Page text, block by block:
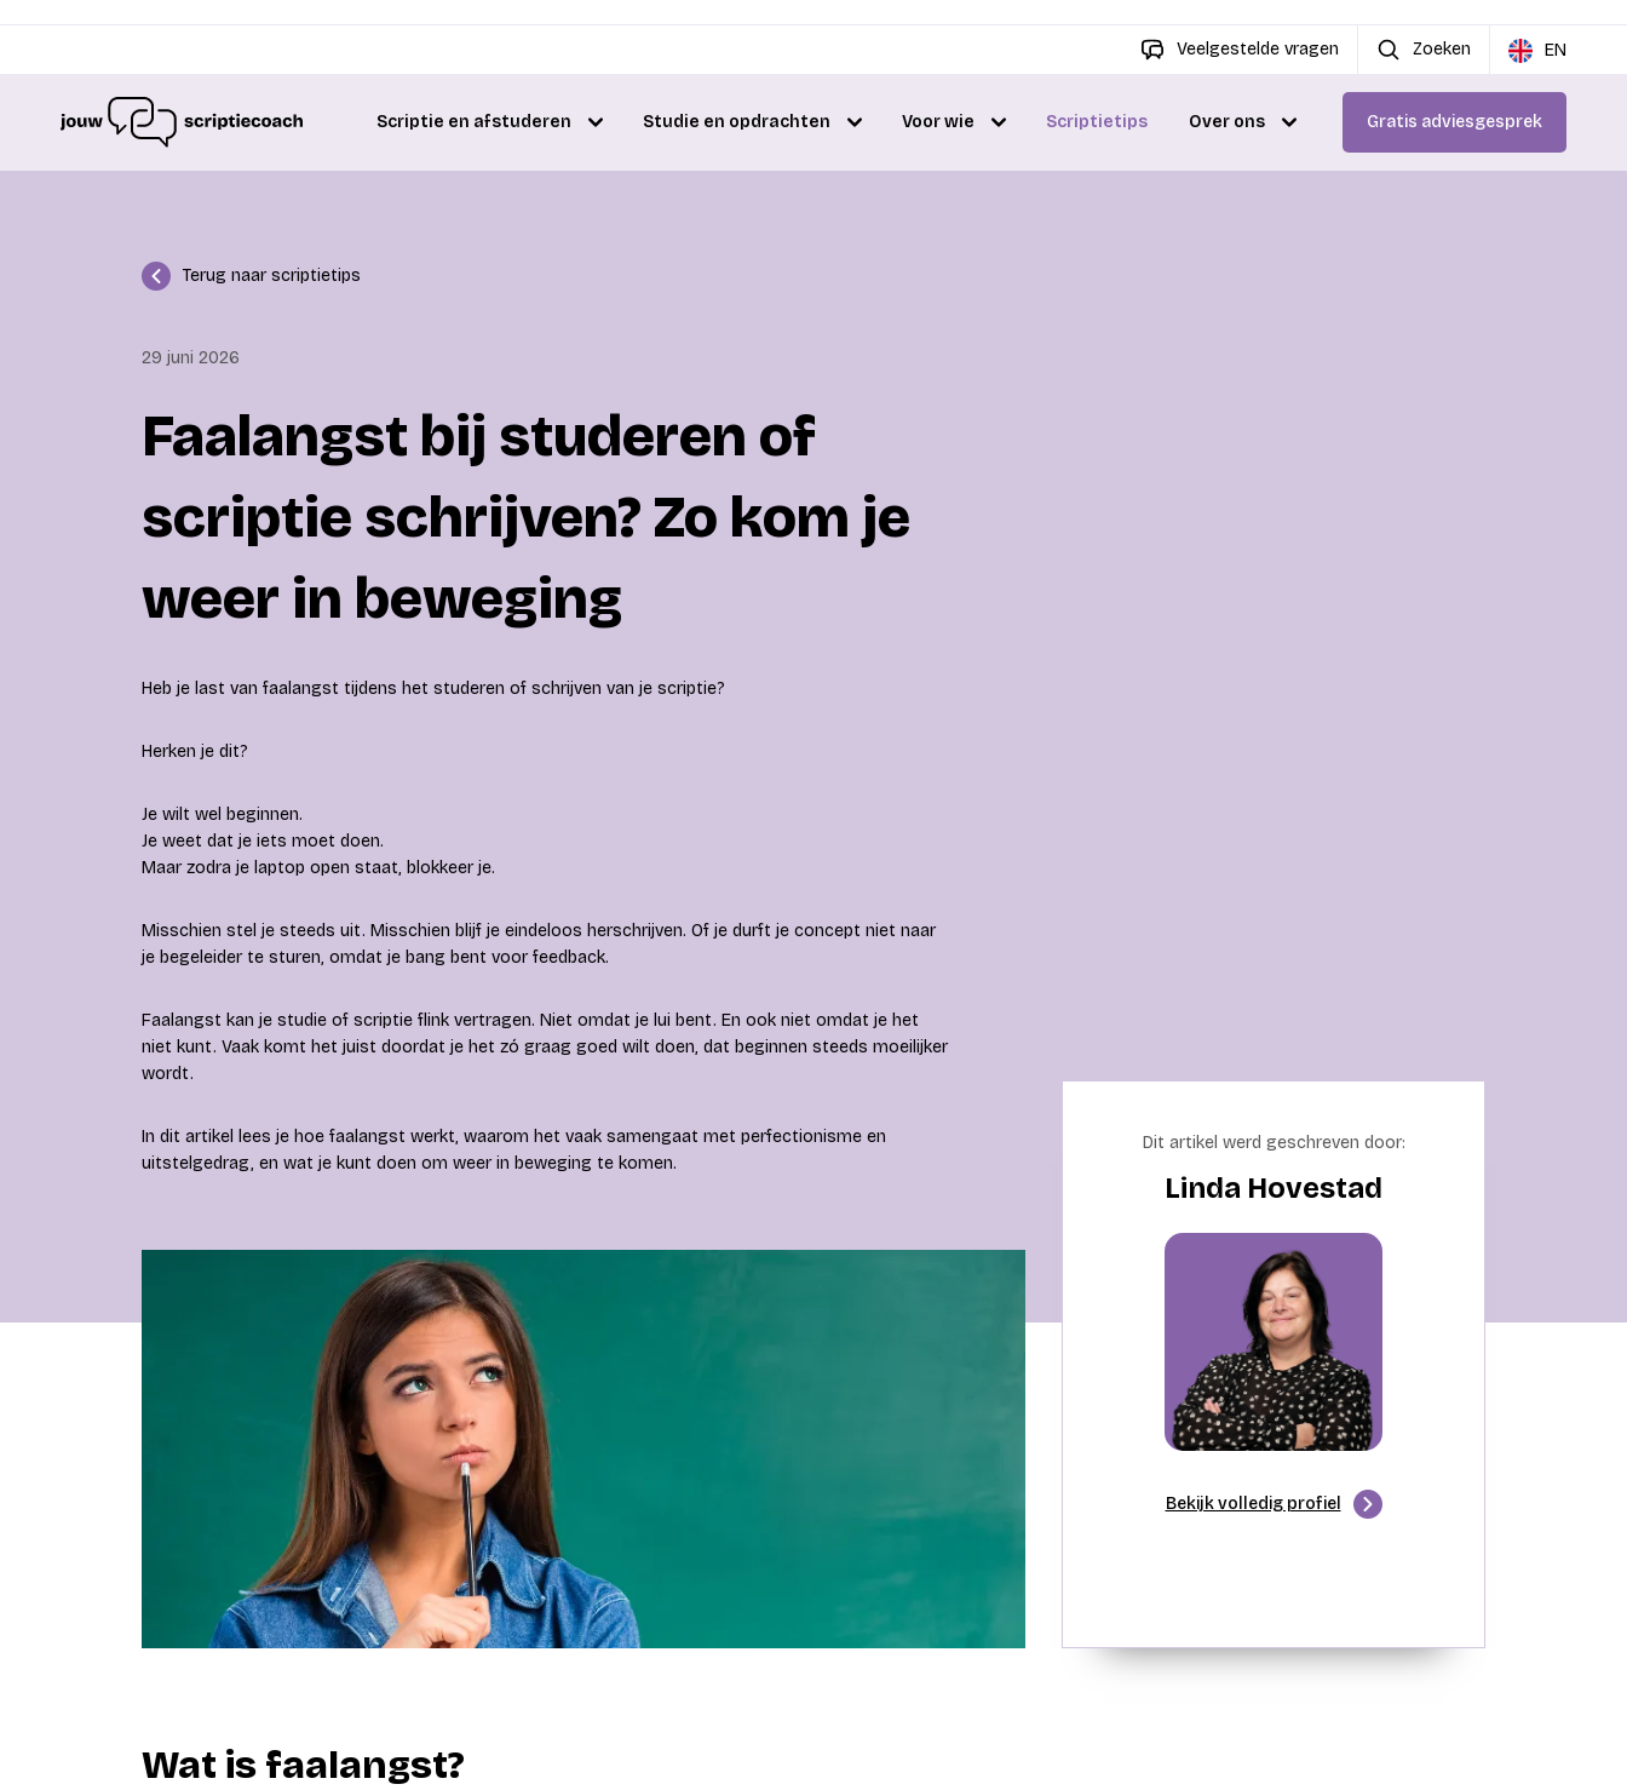
Veelgestelde vragen Zoeken EN
Scriptie en afstuderen Studie en opdrachten Voor wie Scriptietips Over ons Gratis adviesgesprek
Terug naar scriptietips
29 juni 2026
Faalangst bij studeren of
scriptie schrijven? Zo kom je
weer in beweging
Heb je last van faalangst tijdens het studeren of schrijven van je scriptie?
Herken je dit?
Je wilt wel beginnen.
Je weet dat je iets moet doen.
Maar zodra je laptop open staat, blokkeer je.
Misschien stel je steeds uit. Misschien blijf je eindeloos herschrijven. Of je durft je concept niet naar
je begeleider te sturen, omdat je bang bent voor feedback.
Faalangst kan je studie of scriptie flink vertragen. Niet omdat je lui bent. En ook niet omdat je het
niet kunt. Vaak komt het juist doordat je het zó graag goed wilt doen, dat beginnen steeds moeilijker
wordt.
In dit artikel lees je hoe faalangst werkt, waarom het vaak samengaat met perfectionisme en
uitstelgedrag, en wat je kunt doen om weer in beweging te komen.
Dit artikel werd geschreven door:
Linda Hovestad
Bekijk volledig profiel
Wat is faalangst?